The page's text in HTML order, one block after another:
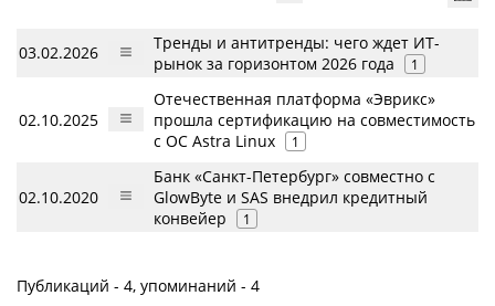
03.02.2026
Тренды и антитренды: чего ждет ИТ-
рынок за горизонтом 2026 года
1
02.10.2025
Отечественная платформа «Эврикс»
прошла сертификацию на совместимость
с ОС Astra Linux
1
02.10.2020
Банк «Санкт-Петербург» совместно с
GlowByte и SAS внедрил кредитный
конвейер
1
Публикаций - 4, упоминаний - 4